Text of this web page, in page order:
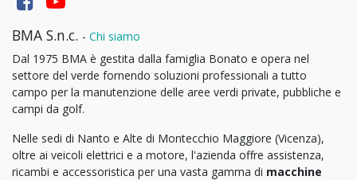
BMA S.n.c. - Chi siamo
Dal 1975 BMA è gestita dalla famiglia Bonato e opera nel
settore del verde fornendo soluzioni professionali a tutto
campo per la manutenzione delle aree verdi private, pubbliche e
campi da golf.
Nelle sedi di Nanto e Alte di Montecchio Maggiore (Vicenza),
oltre ai veicoli elettrici e a motore, l'azienda offre assistenza,
ricambi e accessoristica per una vasta gamma di macchine